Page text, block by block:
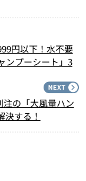
円以下！水不要
ンプーシート」3
注の「大風量ハン
する！